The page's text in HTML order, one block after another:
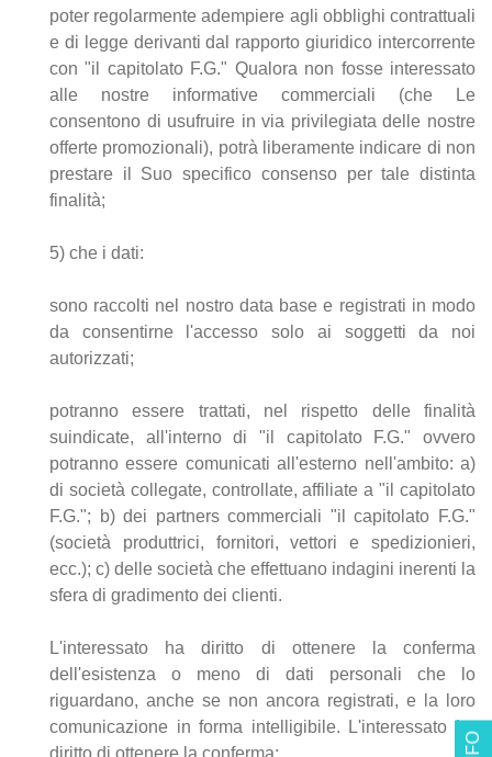
poter regolarmente adempiere agli obblighi contrattuali
e di legge derivanti dal rapporto giuridico intercorrente
con "il capitolato F.G." Qualora non fosse interessato
alle nostre informative commerciali (che Le
consentono di usufruire in via privilegiata delle nostre
offerte promozionali), potrà liberamente indicare di non
prestare il Suo specifico consenso per tale distinta
finalità;
5) che i dati:
sono raccolti nel nostro data base e registrati in modo
da consentirne l'accesso solo ai soggetti da noi
autorizzati;
potranno essere trattati, nel rispetto delle finalità
suindicate, all'interno di "il capitolato F.G." ovvero
potranno essere comunicati all'esterno nell'ambito: a)
di società collegate, controllate, affiliate a "il capitolato
F.G."; b) dei partners commerciali "il capitolato F.G."
(società produttrici, fornitori, vettori e spedizionieri,
ecc.); c) delle società che effettuano indagini inerenti la
sfera di gradimento dei clienti.
L'interessato ha diritto di ottenere la conferma
dell'esistenza o meno di dati personali che lo
riguardano, anche se non ancora registrati, e la loro
comunicazione in forma intelligibile. L'interessato ha
diritto di ottenere la conferma: